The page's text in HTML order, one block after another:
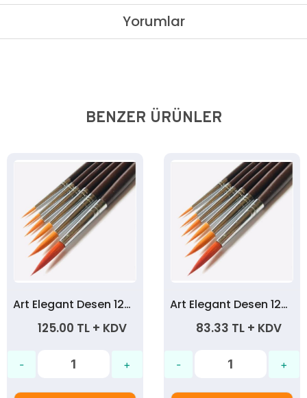
Yorumlar
BENZER ÜRÜNLER
Art Elegant Desen 123 Serisi 4 Nolu Çini Fırçası
125.00 TL + KDV
Art Elegant Desen 123 Serisi 2 Nolu Çini Fırçası
83.33 TL + KDV